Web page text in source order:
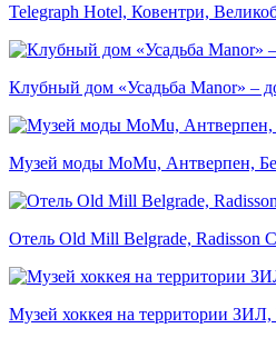
Telegraph Hotel, Ковентри,
Клубный дом «Усадьба Manor» –
Музей моды MoMu, Антверпен,
Отель Old Mill Belgrade, Radisson
Музей хоккея на территории